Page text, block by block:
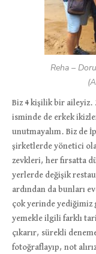
Reha–
Biz 4 kişilik bir aileyiz.
isminde de erkek
unutmayalım. Biz de
şirketlerde yönetici
zevkleri, her fırsatta
yerlerde değişik
ardından da bunları
çok yerinde yediğimiz
yemekle ilgili farklı
çıkarır, sürekli
fotoğraflayıp, not